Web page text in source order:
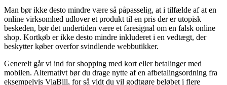
Man bør ikke desto mindre være så påpasselig, at i tilfælde af at en
online virksomhed udlover et produkt til en pris der er utopisk
beskeden, bør det undertiden være et faresignal om en falsk online
shop. Kortkøb er ikke desto mindre inkluderet i en vedtægt, der
beskytter køber overfor svindlende webbutikker.
Generelt går vi ind for shopping med kort eller betalinger med
mobilen. Alternativt bør du drage nytte af en afbetalingsordning fra
eksempelvis ViaBill, for så vidt du vil godtgøre beløbet i flere